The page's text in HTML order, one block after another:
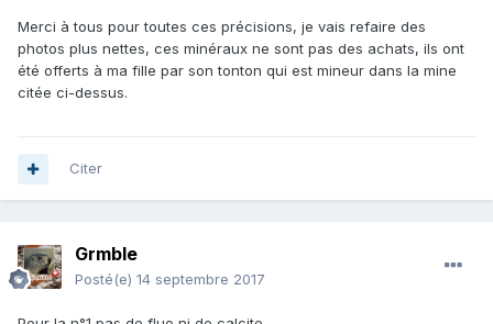
Merci à tous pour toutes ces précisions, je vais refaire des
photos plus nettes, ces minéraux ne sont pas des achats, ils ont
été offerts à ma fille par son tonton qui est mineur dans la mine
citée ci-dessus.
Citer
Grmble
Posté(e) 14 septembre 2017